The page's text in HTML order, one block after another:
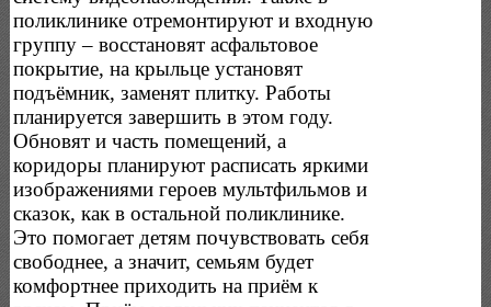
поликлинике отремонтируют и входную
группу – восстановят асфальтовое
покрытие, на крыльце установят
подъёмник, заменят плитку. Работы
планируется завершить в этом году.
Обновят и часть помещений, а
коридоры планируют расписать яркими
изображениями героев мультфильмов и
сказок, как в остальной поликлинике.
Это помогает детям почувствовать себя
свободнее, а значит, семьям будет
комфортнее приходить на приём к